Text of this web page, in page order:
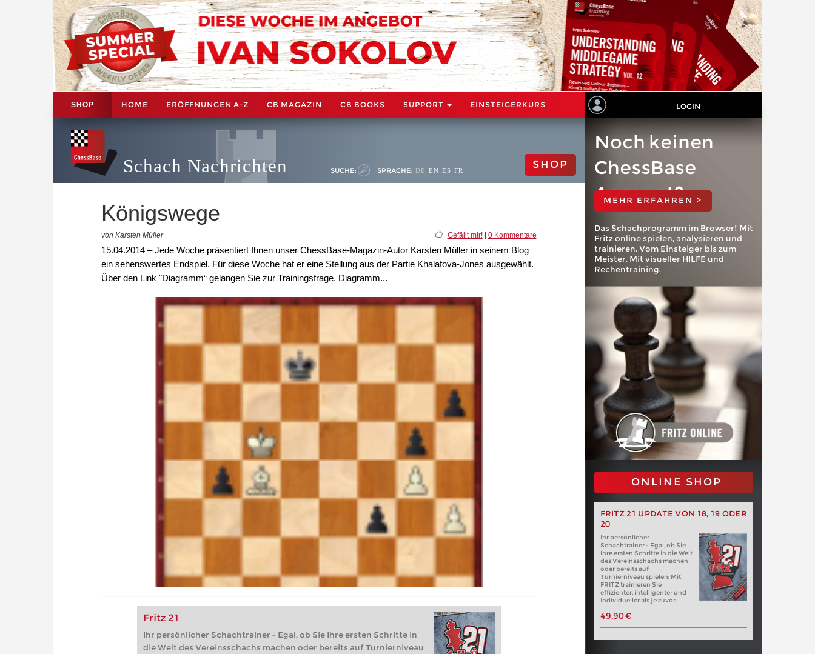
SHOP HOME ERÖFFNUNGEN A-Z CB MAGAZIN CB BOOKS SUPPORT EINSTEIGERKURS LOGIN
Schach Nachrichten SUCHE: SPRACHE: DE EN ES FR SHOP
Königswege
von Karsten Müller Gefällt mir!| 0 Kommentare
15.04.2014 – Jede Woche präsentiert Ihnen unser ChessBase-Magazin-Autor Karsten Müller in seinem Blog
ein sehenswertes Endspiel. Für diese Woche hat er eine Stellung aus der Partie Khalafova-Jones ausgewählt.
Über den Link "Diagramm“ gelangen Sie zur Trainingsfrage. Diagramm...
Fritz 21
Ihr persönlicher Schachtrainer - Egal, ob Sie Ihre ersten Schritte in
die Welt des Vereinsschachs machen oder bereits auf Turnierniveau
Noch keinen
ChessBase
Account?
MEHR ERFAHREN >
Das Schachprogramm im Browser! Mit
Fritz online spielen, analysieren und
trainieren. Vom Einsteiger bis zum
Meister. Mit visueller HILFE und
Rechentraining.
ONLINE SHOP
FRITZ 21 UPDATE VON 18, 19 ODER
20
Ihr persönlicher
Schachtrainer - Egal, ob Sie
Ihre ersten Schritte in die Welt
des Vereinsschachs machen
oder bereits auf
Turnierniveau spielen: Mit
FRITZ trainieren Sie
effizienter, intelligenter und
individueller als je zuvor.
49,90 €